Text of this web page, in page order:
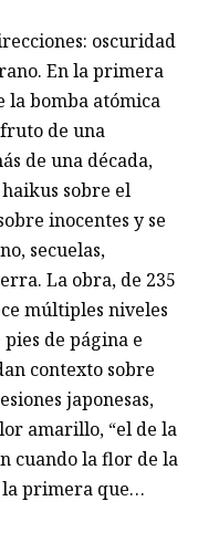
oscuridad
En la primera
la bomba atómica
de una
de una década,
sobre el
inocentes y se
secuelas,
La obra, de 235
múltiples niveles
de página e
contexto sobre
japonesas,
amarillo, “el de la
cuando la flor de la
la primera que…